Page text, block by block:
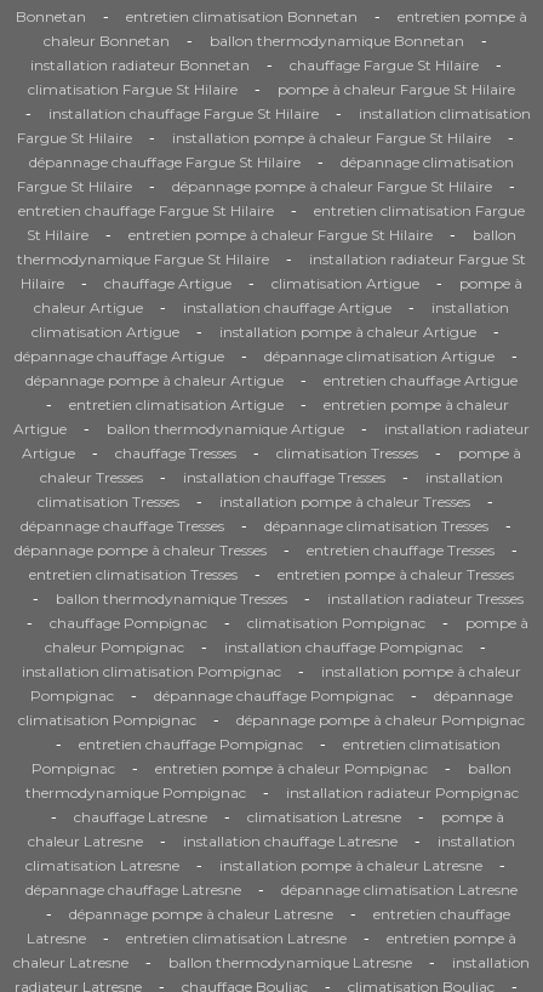
Bonnetan
- entretien climatisation Bonnetan -
entretien pompe à
chaleur Bonnetan
- ballon thermodynamique Bonnetan -
installation radiateur Bonnetan - chauffage Fargue St Hilaire -
climatisation Fargue St Hilaire - pompe à chaleur Fargue St Hilaire
- installation chauffage Fargue St Hilaire -
installation climatisation
Fargue St Hilaire
- installation pompe à chaleur Fargue St Hilaire -
dépannage chauffage Fargue St Hilaire -
dépannage climatisation
Fargue St Hilaire
- dépannage pompe à chaleur Fargue St Hilaire -
entretien chauffage Fargue St Hilaire -
entretien climatisation Fargue
St Hilaire
- entretien pompe à chaleur Fargue St Hilaire -
ballon
thermodynamique Fargue St Hilaire
-
installation radiateur Fargue St
Hilaire
- chauffage Artigue - climatisation Artigue -
pompe à
chaleur Artigue
- installation chauffage Artigue -
installation
climatisation Artigue
- installation pompe à chaleur Artigue -
dépannage chauffage Artigue - dépannage climatisation Artigue -
dépannage pompe à chaleur Artigue - entretien chauffage Artigue
- entretien climatisation Artigue -
entretien pompe à chaleur
Artigue
- ballon thermodynamique Artigue -
installation radiateur
Artigue
- chauffage Tresses - climatisation Tresses -
pompe à
chaleur Tresses
- installation chauffage Tresses -
installation
climatisation Tresses
- installation pompe à chaleur Tresses -
dépannage chauffage Tresses - dépannage climatisation Tresses -
dépannage pompe à chaleur Tresses - entretien chauffage Tresses -
entretien climatisation Tresses - entretien pompe à chaleur Tresses
- ballon thermodynamique Tresses - installation radiateur Tresses
- chauffage Pompignac - climatisation Pompignac -
pompe à
chaleur Pompignac
- installation chauffage Pompignac -
installation climatisation Pompignac -
installation pompe à chaleur
Pompignac
- dépannage chauffage Pompignac -
dépannage
climatisation Pompignac
- dépannage pompe à chaleur Pompignac
- entretien chauffage Pompignac -
entretien climatisation
Pompignac
- entretien pompe à chaleur Pompignac -
ballon
thermodynamique Pompignac
- installation radiateur Pompignac
- chauffage Latresne - climatisation Latresne -
pompe à
chaleur Latresne
- installation chauffage Latresne -
installation
climatisation Latresne
- installation pompe à chaleur Latresne -
dépannage chauffage Latresne - dépannage climatisation Latresne
- dépannage pompe à chaleur Latresne -
entretien chauffage
Latresne
- entretien climatisation Latresne -
entretien pompe à
chaleur Latresne
- ballon thermodynamique Latresne -
installation
radiateur Latresne
- chauffage Bouliac - climatisation Bouliac -